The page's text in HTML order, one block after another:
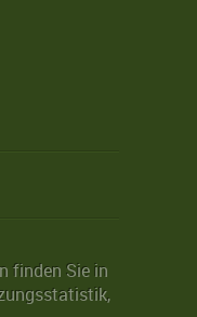
finden Sie in